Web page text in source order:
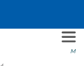
Menu
VOCÊ
ESG
NÓS